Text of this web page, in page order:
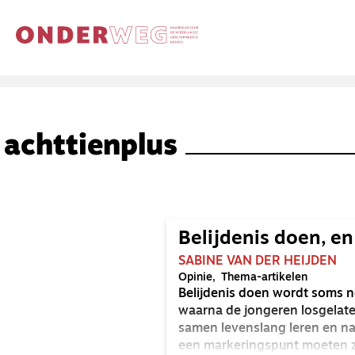
achttienplus
Belijdenis doen,
SABINE VAN DER HEIJDEN
Opinie Thema-artikelen
Belijdenis doen wordt soms
waarna de jongeren
samen levenslang leren en
een markeringspunt moeten